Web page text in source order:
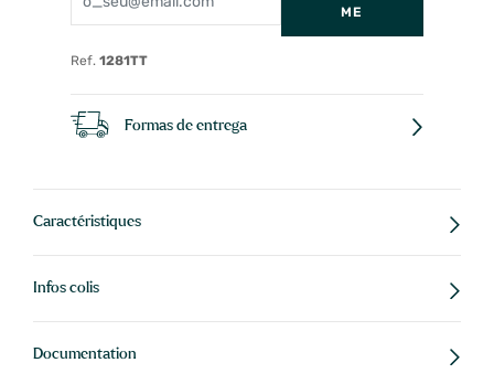
ME
Ref. 1281TT
Formas de entrega
Caractéristiques
Infos colis
Documentation